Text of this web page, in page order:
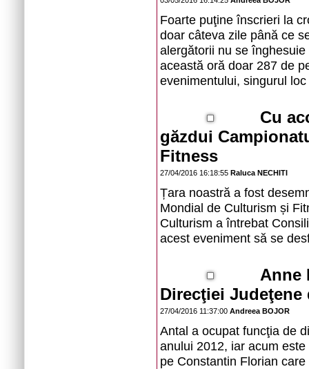
Foarte puţine înscrieri la
doar câteva zile până ce
alergătorii nu se
această oră doar 287 de
evenimentului, singurul
Cu
găzdui
Fitness
27/04/2016 16:18:55 Raluca NECHITI
Țara noastră a fost
Mondial de Culturism și
Culturism a întrebat
acest eveniment să se
Anne
Direcţiei
27/04/2016 11:37:00 Andreea BOJOR
Antal a ocupat funcţia de
anului 2012, iar acum
pe Constantin Florian